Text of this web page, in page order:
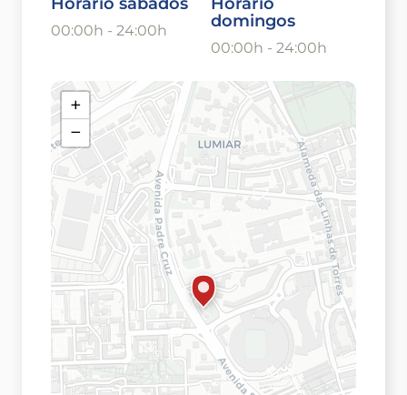
00:00h - 24:00h
domingos
00:00h - 24:00h
+
−